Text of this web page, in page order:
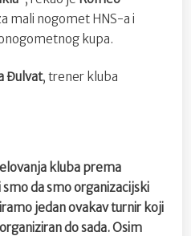
mali nogomet HNS-a i
kupa.
Đulvat, trener kluba
kluba prema
da smo organizacijski
jedan ovakav turnir koji
do sada. Osim